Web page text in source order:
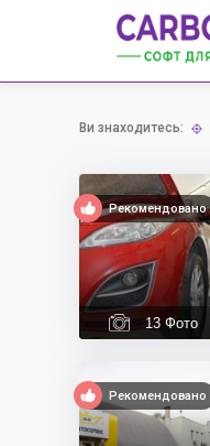
Ви знаходитесь:
Рекомендовано
13 Фото
Рекомендовано